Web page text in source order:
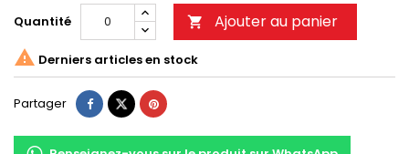
Quantité  Ajouter au panier
 Derniers articles en stock
Partager